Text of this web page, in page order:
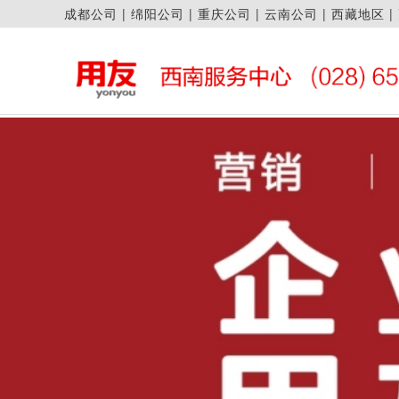
成都公司 | 绵阳公司 | 重庆公司 | 云南公司 | 西藏地区 |